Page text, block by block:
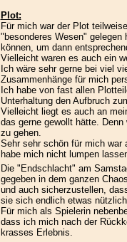
Plot:
Für mich war der Plot
"besonderes Wesen"
können, um dann
Vielleicht waren es auch ein
Ich wäre sehr gerne bei viel
Zusammenhänge für mich
Ich habe von fast allen
Unterhaltung den Aufbruch
Vielleicht liegt es auch an
das gerne gewollt hätte.
zu gehen.
Sehr sehr schön für mich war
habe mich nicht lumpen
Die "Endschlacht" am
gegeben in dem ganzen
und auch sicherzustellen,
sie sich endlich etwas
Für mich als Spielerin
dass ich mich nach der
krasses Erlebnis.